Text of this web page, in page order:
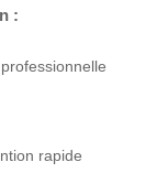
:
rapide